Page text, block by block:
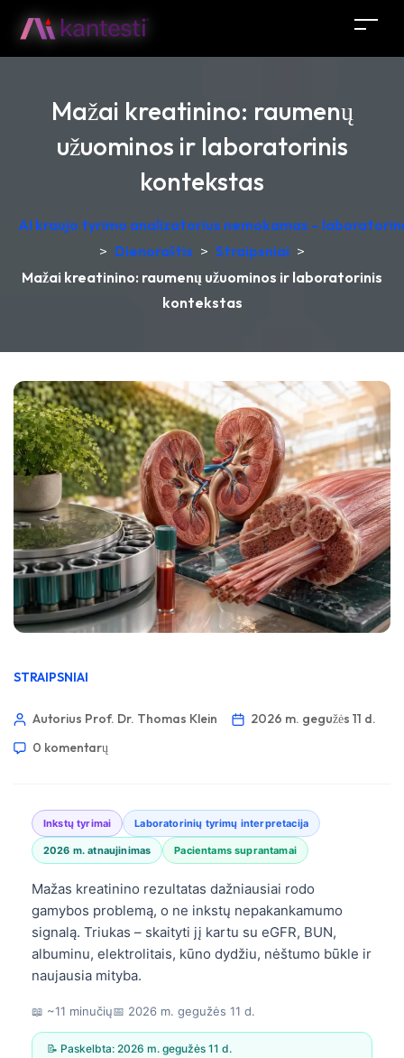
Mažai kreatinino: raumenų
užuominos ir laboratorinis
kontekstas
AI kraujo tyrimo analizatorius nemokamas –
> Dienoraštis > Straipsniai >
Mažai kreatinino: raumenų užuominos ir laboratorinis
kontekstas
STRAIPSNIAI
Autorius Prof. Dr. Thomas Klein
2026 m. gegužės 11 d.
0 komentarų
Inkstų tyrimai Laboratorinių tyrimų interpretacija
2026 m. atnaujinimas Pacientams suprantamai
Mažas kreatinino rezultatas dažniausiai rodo
gamybos problemą, o ne inkstų nepakankamumo
signalą. Triukas – skaityti jį kartu su eGFR, BUN,
albuminu, elektrolitais, kūno dydžiu, nėštumo būkle ir
naujausia mityba.
📖 ~11 minučių📅 2026 m. gegužės 11 d.
📝 Paskelbta: 2026 m. gegužės 11 d.